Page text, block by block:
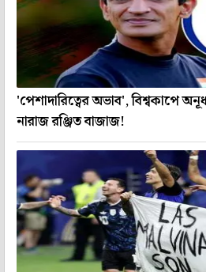
'পেশাদারিত্বের অভাব', বিশ্বকাপে
নারাজ রঞ্জিত বাজাজ!